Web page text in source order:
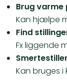
Brug
Kan hjælpe
Find
Fx liggende
Kan bruges